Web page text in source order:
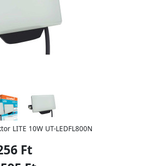
LITE 10W UT-LEDFL800N
Ft